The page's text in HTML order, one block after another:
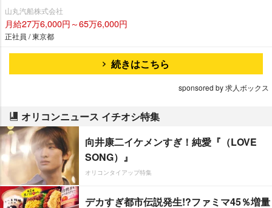
山丸汽船株式会社
月給27万6,000円～65万6,000円
正社員 / 東京都
続きはこちら
sponsored by 求人ボックス
オリコンニュース イチオシ特集
向井康二イケメンすぎ！純愛『（LOVE
SONG）』
オリコンタイアップ特集
デカすぎ都市伝説発生!?ファミマ45％増量